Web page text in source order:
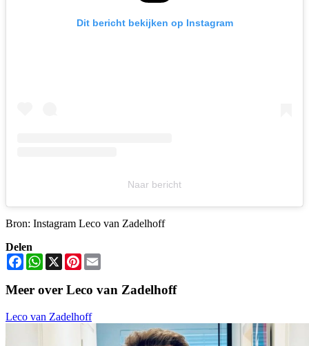
Dit bericht bekijken op Instagram
Naar bericht
Bron: Instagram Leco van Zadelhoff
Delen
FacebookWhatsApp
X Pinterest
Meer over Leco van Zadelhoff
Leco van Zadelhoff